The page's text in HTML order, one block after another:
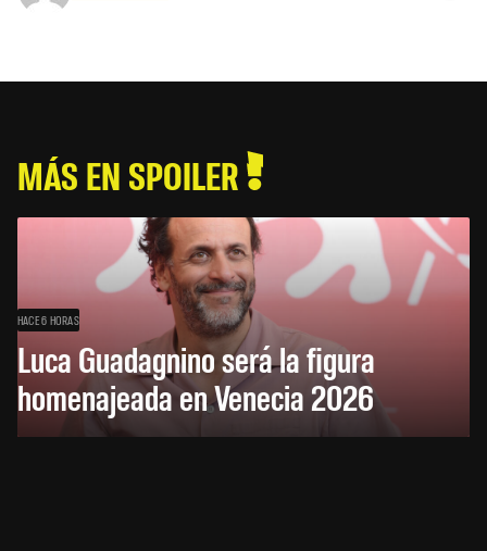
MÁS EN SPOILER
HACE 6 HORAS
Luca Guadagnino será la figura
homenajeada en Venecia 2026